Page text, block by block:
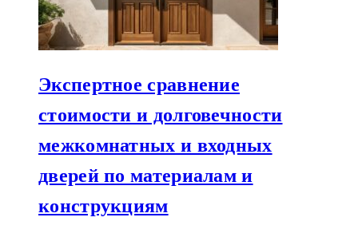
Экспертное сравнение
стоимости и долговечности
межкомнатных и входных
дверей по материалам и
конструкциям